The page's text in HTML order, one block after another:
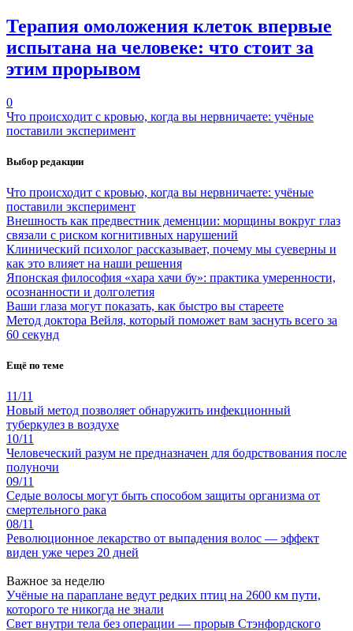
Терапия омоложения клеток впервые
испытана на человеке: что стоит за
этим прорывом
0
Что происходит с кровью, когда вы нервничаете: учёные
поставили эксперимент
Выбор редакции
Что происходит с кровью, когда вы нервничаете: учёные
поставили эксперимент
Внешность как предвестник деменции: морщины вокруг глаз
связали с риском когнитивных нарушений
Клинический психолог рассказывает, почему мы суеверны и
как это влияет на наши решения
Японская философия «хара хачи бу»: практика умеренности,
осознанности и долголетия
Ваши глаза могут показать, как быстро вы стареете
Метод доктора Вейля, который поможет вам заснуть всего за
60 секунд
Ещё по теме
11/11
Новый метод позволяет обнаружить инфекционный
туберкулез в воздухе
10/11
Человеческий разум не предназначен для бодрствования после
полуночи
09/11
Седые волосы могут быть способом защиты организма от
смертельного рака
08/11
Революционное лекарство от выпадения волос — эффект
виден уже через 20 дней
Важное за неделю
Учёные на параплане ведут редких птиц на 2600 км пути,
которого те никогда не знали
Свет внутри тела без операции — прорыв Стэнфордского